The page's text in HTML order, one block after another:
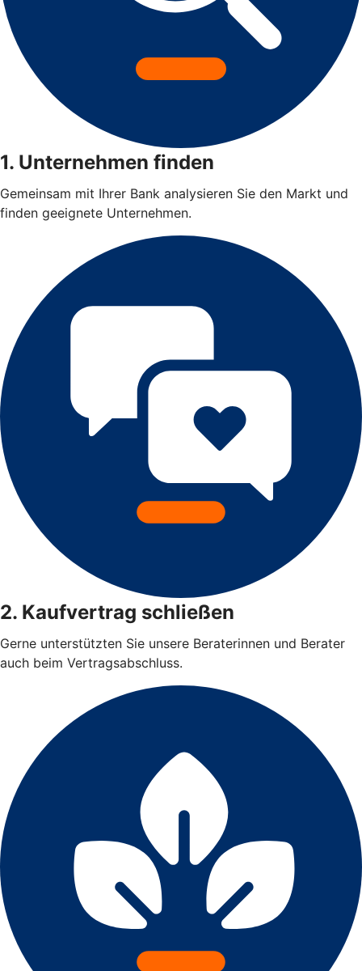
1. Unternehmen finden
Gemeinsam mit Ihrer Bank analysieren Sie den Markt und
finden geeignete Unternehmen.
2. Kaufvertrag schließen
Gerne unterstützten Sie unsere Beraterinnen und Berater
auch beim Vertragsabschluss.